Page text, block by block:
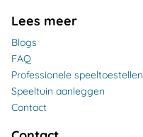
Lees meer
Blogs
FAQ
Professionele speeltoestellen
Speeltuin aanleggen
Contact